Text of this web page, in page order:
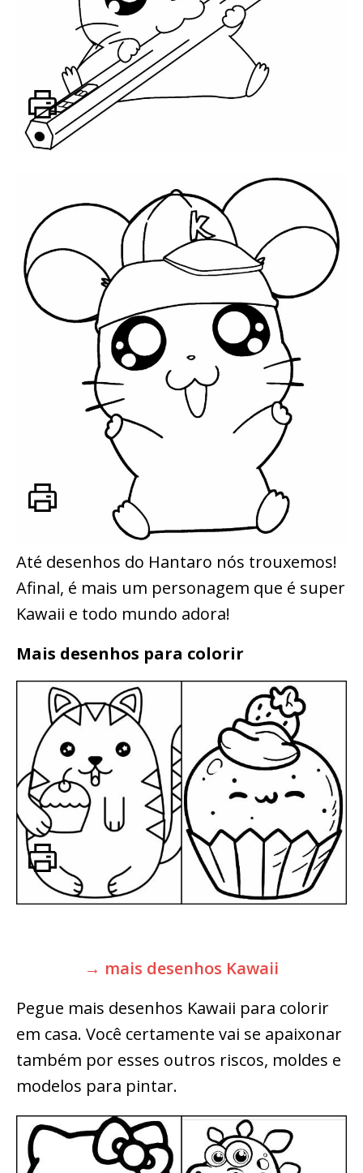
Até desenhos do Hantaro nós trouxemos!
Afinal, é mais um personagem que é super
Kawaii e todo mundo adora!
Mais desenhos para colorir
→ mais desenhos Kawaii
Pegue mais desenhos Kawaii para colorir
em casa. Você certamente vai se apaixonar
também por esses outros riscos, moldes e
modelos para pintar.